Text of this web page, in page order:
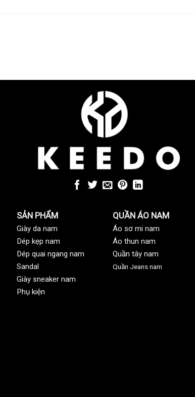
SẢN PHẨM
Giày da nam
Dép kẹp nam
Dép quai ngang nam
Sandal
Giày sneaker nam
Phụ kiện
QUẦN ÁO NAM
Áo sơ mi nam
Áo thun nam
Quần tây nam
Quần Jeans nam